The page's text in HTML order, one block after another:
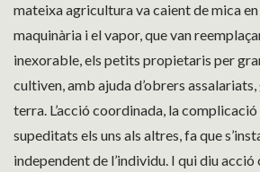
mateixa agricultura va caient de mica
maquinària i el vapor, que van
inexorable, els petits propietaris per
cultiven, amb ajuda d’obrers
terra. L’acció coordinada, la
supeditats els uns als altres, fa que
independent de l’individu. I qui diu